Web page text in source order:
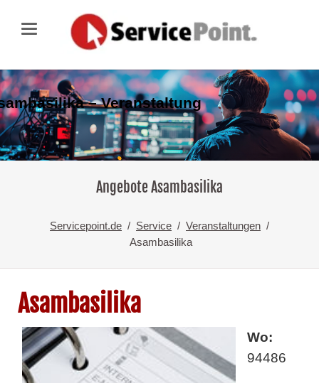
– Veranstaltung
Angebote Asambasilika
Servicepoint.de Service
Veranstaltungen
Asambasilika
Asambasilika
Wo:
94486